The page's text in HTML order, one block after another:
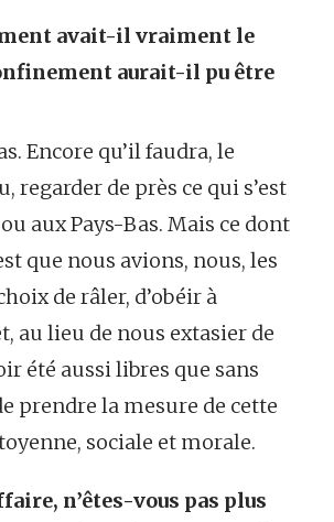
avait-il vraiment le
aurait-il pu être
Encore qu’il faudra, le
regarder de près ce qui s’est
aux Pays-Bas. Mais ce dont
que nous avions, nous, les
de râler, d’obéir à
au lieu de nous extasier de
été aussi libres que sans
prendre la mesure de cette
sociale et morale.
n’êtes-vous pas plus